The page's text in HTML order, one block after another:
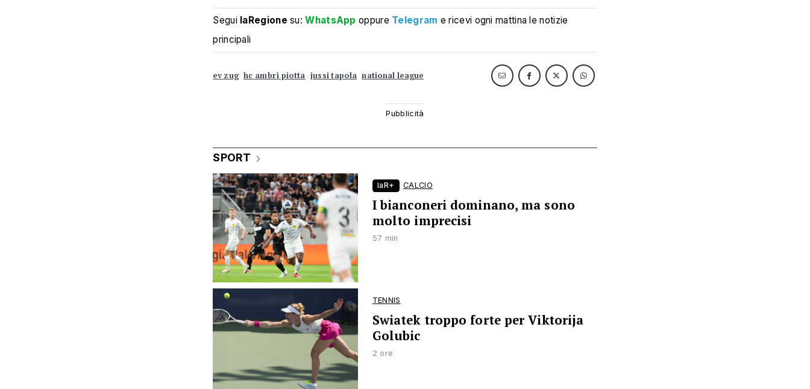
Segui laRegione su:WhatsApp oppure Telegram e ricevi ogni mattina le notizie
principali
ev zug hc ambrì piotta jussi tapola national league
SPORT
laR+ CALCIO
I bianconeri dominano, ma sono
molto imprecisi
57 min
TENNIS
Swiatek troppo forte per Viktorija
Golubic
2 ore